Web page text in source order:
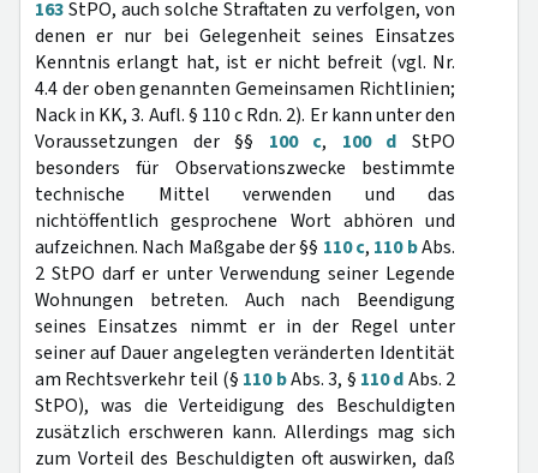
163StPO, auch solche Straftaten zu verfolgen, von
denen er nur bei Gelegenheit seines Einsatzes
Kenntnis erlangt hat, ist er nicht befreit (vgl. Nr.
4.4 der oben genannten Gemeinsamen Richtlinien;
Nack in KK, 3. Aufl. § 110 c Rdn. 2). Er kann unter den
Voraussetzungen der §§ 100 c, 100 d StPO
besonders für Observationszwecke bestimmte
technische Mittel verwenden und das
nichtöffentlich gesprochene Wort abhören und
aufzeichnen. Nach Maßgabe der §§ 110 c, 110 bAbs.
2 StPO darf er unter Verwendung seiner Legende
Wohnungen betreten. Auch nach Beendigung
seines Einsatzes nimmt er in der Regel unter
seiner auf Dauer angelegten veränderten Identität
am Rechtsverkehr teil (§ 110 bAbs. 3, § 110 dAbs. 2
StPO), was die Verteidigung des Beschuldigten
zusätzlich erschweren kann. Allerdings mag sich
zum Vorteil des Beschuldigten oft auswirken, daß